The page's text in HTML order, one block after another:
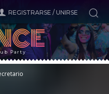
REGISTRARSE / UNIRSE
Party